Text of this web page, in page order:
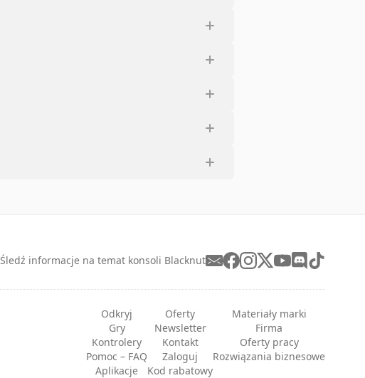
Śledź informacje na temat konsoli Blacknut
Odkryj
Gry
Kontrolery
Pomoc – FAQ
Aplikacje
Oferty
Newsletter
Kontakt
Zaloguj
Kod rabatowy
Materiały marki
Firma
Oferty pracy
Rozwiązania biznesowe